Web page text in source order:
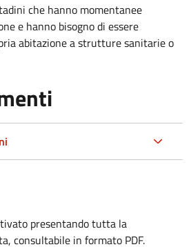
che hanno momentanee
e hanno bisogno di essere
abitazione a strutture sanitarie o
presentando tutta la
consultabile in formato PDF.